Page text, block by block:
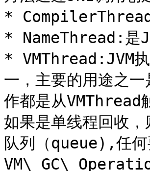
*
* NameThread:是
* VMThread:JVM执
一，主要的用途之
作都是从VMThread
如果是单线程回收
队列（queue),任何